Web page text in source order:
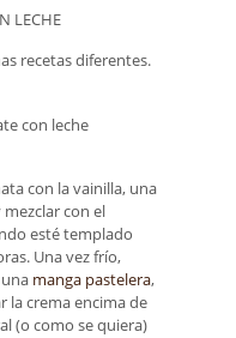
LECHE
recetas diferentes.
con leche
con la vainilla, una
con el
esté templado
Una vez frío,
manga pastelera,
la crema encima de
(o como se quiera)